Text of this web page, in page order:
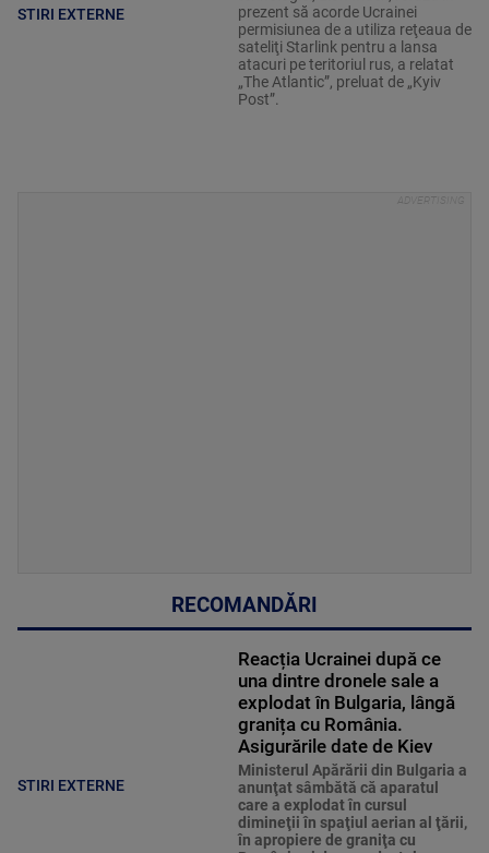
STIRI EXTERNE
prezent să acorde Ucrainei
permisiunea de a utiliza reţeaua de
sateliţi Starlink pentru a lansa
atacuri pe teritoriul rus, a relatat
„The Atlantic”, preluat de „Kyiv
Post”.
RECOMANDĂRI
STIRI EXTERNE
Reacția Ucrainei după ce
una dintre dronele sale a
explodat în Bulgaria, lângă
granița cu România.
Asigurările date de Kiev
Ministerul Apărării din Bulgaria a
anunţat sâmbătă că aparatul
care a explodat în cursul
dimineţii în spaţiul aerian al ţării,
în apropiere de graniţa cu